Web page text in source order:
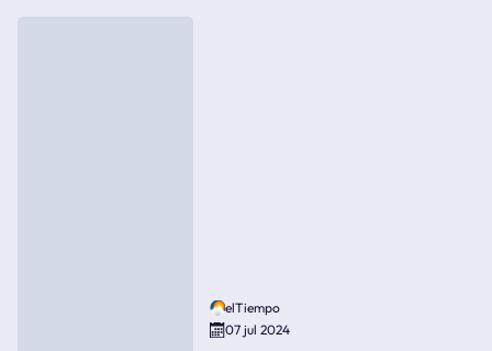
elTiempo
07 jul 2024